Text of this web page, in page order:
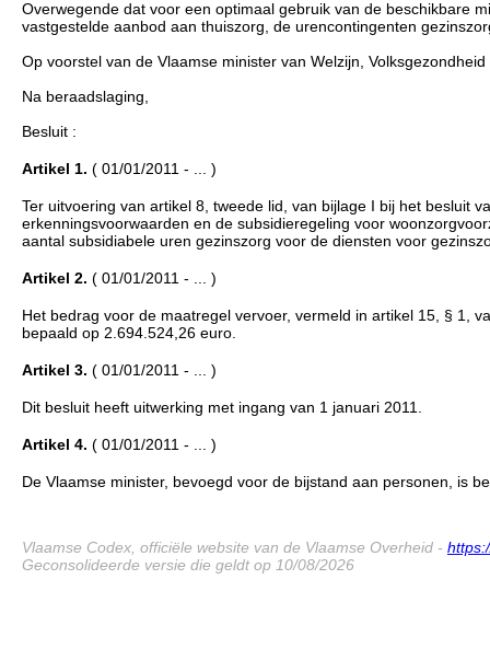
Overwegende dat voor een optimaal gebruik van de beschikbare
vastgestelde aanbod aan thuiszorg, de urencontingenten
Op voorstel van de Vlaamse minister van Welzijn,
Na beraadslaging,
Besluit :
Artikel 1. ( 01/01/2011 - ... )
Ter uitvoering van artikel 8, tweede lid, van bijlage I bij het besluit
erkenningsvoorwaarden en de subsidieregeling voor
aantal subsidiabele uren gezinszorg voor de diensten voor
Artikel 2. ( 01/01/2011 - ... )
Het bedrag voor de maatregel vervoer, vermeld in artikel 15, § 1,
bepaald op 2.694.524,26 euro.
Artikel 3. ( 01/01/2011 - ... )
Dit besluit heeft uitwerking met ingang van 1 januari 2011.
Artikel 4. ( 01/01/2011 - ... )
De Vlaamse minister, bevoegd voor de bijstand aan personen, is
Vlaamse Codex, officiële website van de Vlaamse Overheid -
Geconsolideerde versie die geldt op 10/08/2026